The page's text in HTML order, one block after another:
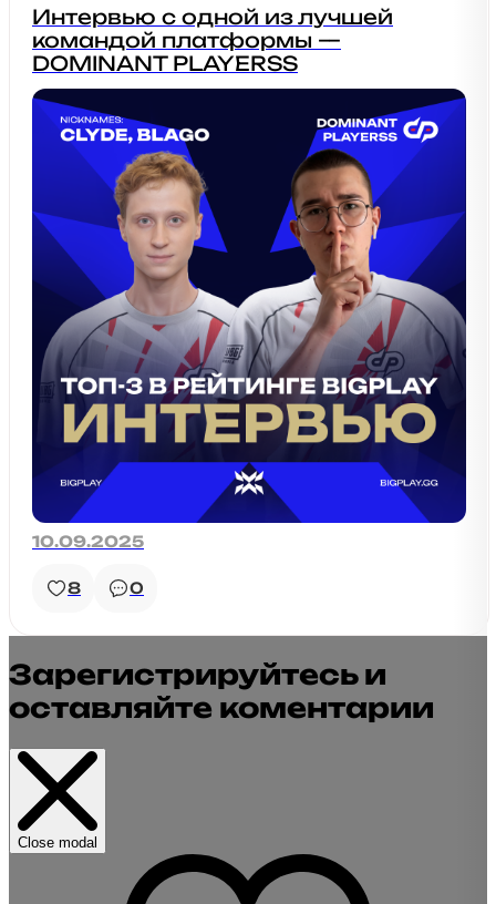
Интервью с одной из лучшей
командой платформы —
DOMINANT PLAYERSS
10.09.2025
8 0
Зарегистрируйтесь и
оставляйте коментарии
Close modal